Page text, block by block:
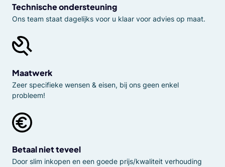
Technische ondersteuning
Ons team staat dagelijks voor u klaar voor advies op maat.
Maatwerk
Zeer specifieke wensen & eisen, bij ons geen enkel
probleem!
Betaal niet teveel
Door slim inkopen en een goede prijs/kwaliteit verhouding